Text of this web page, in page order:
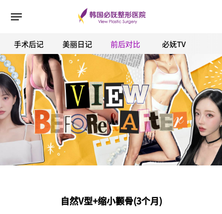
ESC 버튼을 누르면 검색창을 닫을 수 있습니다.
手术后记 美丽日记 前后对比 必妩TV
自然V型+缩小颧骨(3个月)